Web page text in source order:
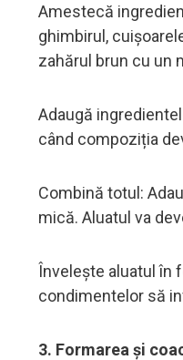
Amestecă
ghimbirul,
zahărul brun cu un
Adaugă
când compoziția
Combină totul:
mică. Aluatul va
Învelește aluatul în
condimentelor să
3. Formarea și